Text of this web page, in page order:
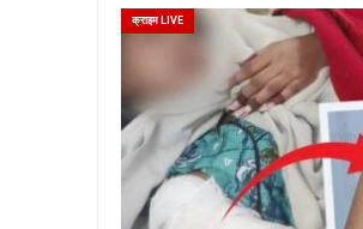
क्राइम LIVE